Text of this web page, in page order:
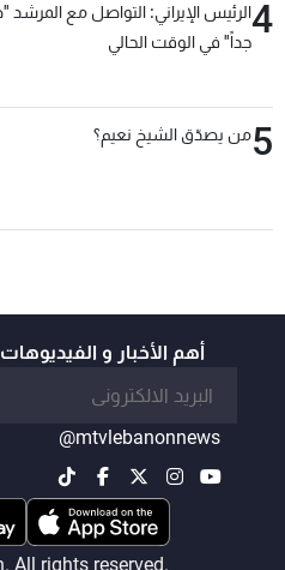
4الرئيس الإيراني: التواصل مع
جداً" في الوقت الحالي
5من يصدّق الشيخ نعيم؟
أهم الأخبار و
@mtvlebanonnews
All rights reserved.